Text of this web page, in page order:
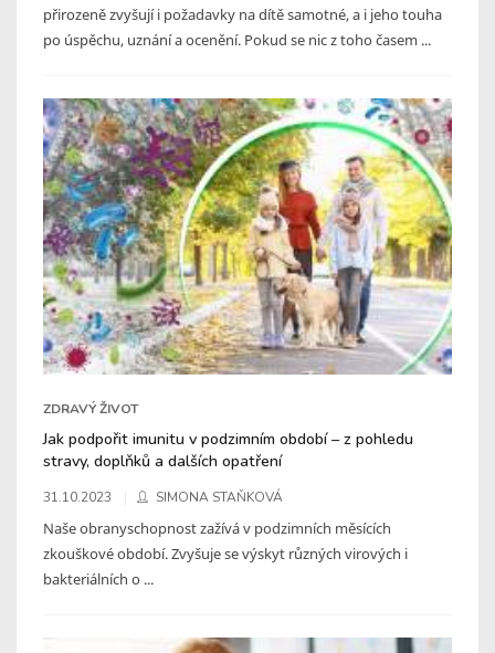
přirozeně zvyšují i požadavky na dítě samotné, a i jeho touha
po úspěchu, uznání a ocenění. Pokud se nic z toho časem ...
ZDRAVÝ ŽIVOT
Jak podpořit imunitu v podzimním období – z pohledu
stravy, doplňků a dalších opatření
31.10.2023 SIMONA STAŇKOVÁ
Naše obranyschopnost zažívá v podzimních měsících
zkouškové období. Zvyšuje se výskyt různých virových i
bakteriálních o ...